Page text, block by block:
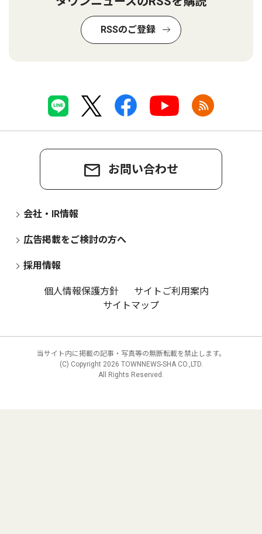
RSSのご登録
お問い合わせ
会社・IR情報
広告掲載をご検討の方へ
採用情報
個人情報保護方針
サイトご利用案内
サイトマップ
当サイト内に掲載の記事・写真等の無断転載を禁止します。
(C) Copyright 2026 TOWNNEWS-SHA CO.,LTD.
All Rights Reserved.